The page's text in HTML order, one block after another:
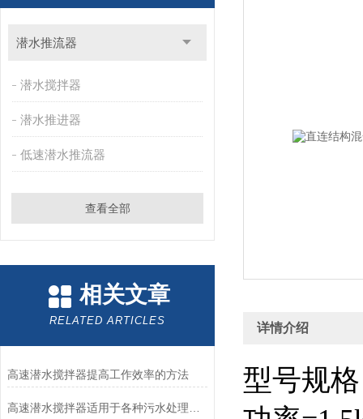
潜水推流器
潜水搅拌器
潜水推进器
低速潜水推流器
查看全部
相关文章
RELATED ARTICLES
高速潜水搅拌器提高工作效率的方法
详情介绍
型号规